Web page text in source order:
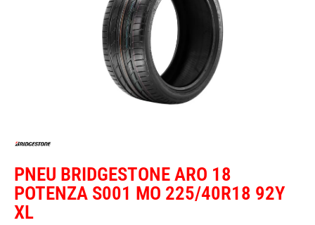
PNEU BRIDGESTONE ARO 18
POTENZA S001 MO 225/40R18 92Y
XL